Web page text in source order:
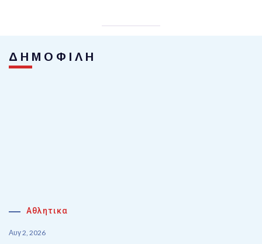
ΔΗΜΟΦΙΛΗ
Αθλητικα
Αυγ 2, 2026